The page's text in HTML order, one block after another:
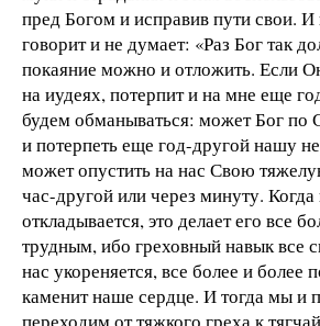
пред Богом и исправив пути свои. И
говорит и не думает: «Раз Бог так
покаяние можно и отложить. Если
на иудеях, потерпит и на мне еще
будем обманываться: может Бог
и потерпеть еще год-другой нашу
может опустить на нас Свою
час-другой или через минуту. Когда
откладывается, это делает его все
трудным, ибо греховный навык все
нас укореняется, все более и более
каменит наше сердце. И тогда мы и
переходим от тяжкого греха к